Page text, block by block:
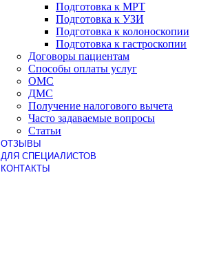
Подготовка к МРТ
Подготовка к УЗИ
Подготовка к колоноскопии
Подготовка к гастроскопии
Договоры пациентам
Способы оплаты услуг
ОМС
ДМС
Получение налогового вычета
Часто задаваемые вопросы
Статьи
ОТЗЫВЫ
ДЛЯ СПЕЦИАЛИСТОВ
КОНТАКТЫ